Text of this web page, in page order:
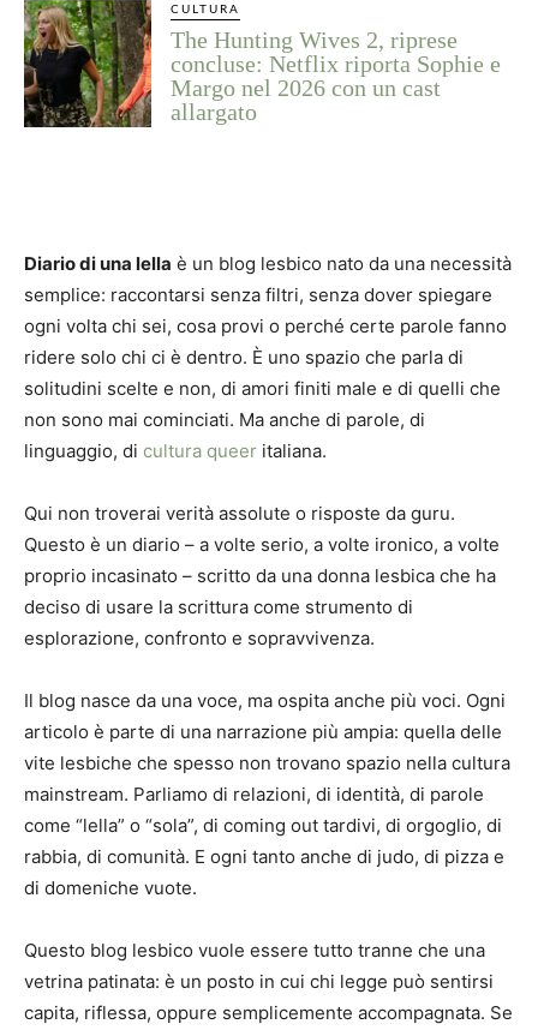
CULTURA
The Hunting Wives 2, riprese
concluse: Netflix riporta Sophie e
Margo nel 2026 con un cast
allargato
Diario di una lella è un blog lesbico nato da una necessità
semplice: raccontarsi senza filtri, senza dover spiegare
ogni volta chi sei, cosa provi o perché certe parole fanno
ridere solo chi ci è dentro. È uno spazio che parla di
solitudini scelte e non, di amori finiti male e di quelli che
non sono mai cominciati. Ma anche di parole, di
linguaggio, di cultura queer italiana.
Qui non troverai verità assolute o risposte da guru.
Questo è un diario – a volte serio, a volte ironico, a volte
proprio incasinato – scritto da una donna lesbica che ha
deciso di usare la scrittura come strumento di
esplorazione, confronto e sopravvivenza.
Il blog nasce da una voce, ma ospita anche più voci. Ogni
articolo è parte di una narrazione più ampia: quella delle
vite lesbiche che spesso non trovano spazio nella cultura
mainstream. Parliamo di relazioni, di identità, di parole
come “lella” o “sola”, di coming out tardivi, di orgoglio, di
rabbia, di comunità. E ogni tanto anche di judo, di pizza e
di domeniche vuote.
Questo blog lesbico vuole essere tutto tranne che una
vetrina patinata: è un posto in cui chi legge può sentirsi
capita, riflessa, oppure semplicemente accompagnata. Se